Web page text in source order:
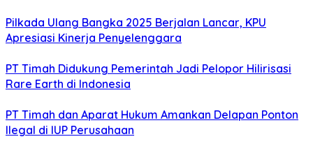
Pilkada Ulang Bangka 2025 Berjalan Lancar, KPU
Apresiasi Kinerja Penyelenggara
PT Timah Didukung Pemerintah Jadi Pelopor Hilirisasi
Rare Earth di Indonesia
PT Timah dan Aparat Hukum Amankan Delapan Ponton
Ilegal di IUP Perusahaan